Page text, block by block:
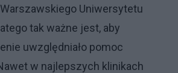
Uniwersytetu
tak ważne jest, aby
uwzględniało pomoc
w najlepszych klinikach